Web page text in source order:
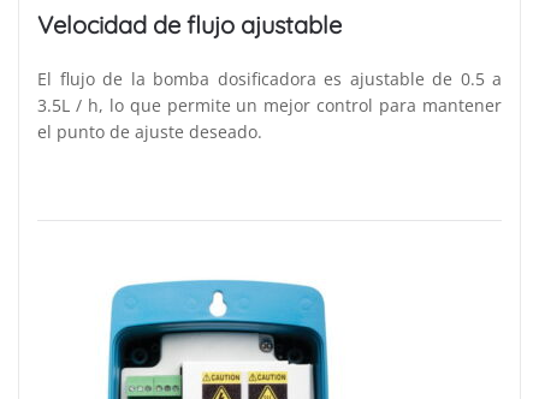
Velocidad de flujo ajustable
El flujo de la bomba dosificadora es ajustable de 0.5 a
3.5L / h, lo que permite un mejor control para mantener
el punto de ajuste deseado.